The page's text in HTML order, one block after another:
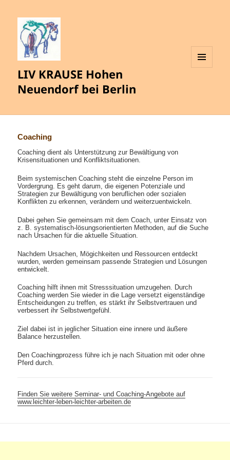
LIV KRAUSE Hohen
Neuendorf bei Berlin
Coaching
Coaching dient als Unterstützung zur Bewältigung von
Krisensituationen und Konfliktsituationen.
Beim systemischen Coaching steht die einzelne Person im
Vordergrung. Es geht darum, die eigenen Potenziale und
Strategien zur Bewältigung von beruflichen oder sozialen
Konflikten zu erkennen, verändern und weiterzuentwickeln.
Dabei gehen Sie gemeinsam mit dem Coach, unter Einsatz von
z. B. systematisch-lösungsorientierten Methoden, auf die Suche
nach Ursachen für die aktuelle Situation.
Nachdem Ursachen, Mögichkeiten und Ressourcen entdeckt
wurden, werden gemeinsam passende Strategien und Lösungen
entwickelt.
Coaching hilft ihnen mit Stresssituation umzugehen. Durch
Coaching werden Sie wieder in die Lage versetzt eigenständige
Entscheidungen zu treffen, es stärkt ihr Selbstvertrauen und
verbessert ihr Selbstwertgefühl.
Ziel dabei ist in jeglicher Situation eine innere und äußere
Balance herzustellen.
Den Coachingprozess führe ich je nach Situation mit oder ohne
Pferd durch.
Finden Sie weitere Seminar- und Coaching-Angebote auf
www.leichter-leben-leichter-arbeiten.de